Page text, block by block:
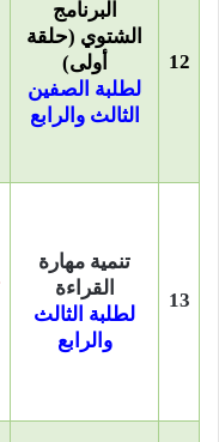
12
البرنامج
الشتوي (حلقة
أولى)
لطلبة الصفين
الثالث والرابع
13
تنمية مهارة
القراءة
لطلبة الثالث
والرابع